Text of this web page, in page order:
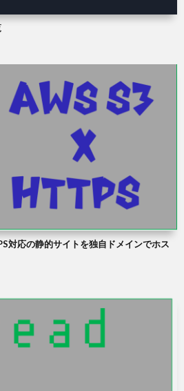
対応の静的サイトを独自ドメインでホス